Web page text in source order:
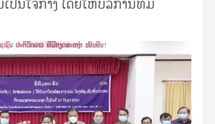
ປັນໃຈກາງ ໂດຍໃຫ້ບໍລິການທີ່ມີ